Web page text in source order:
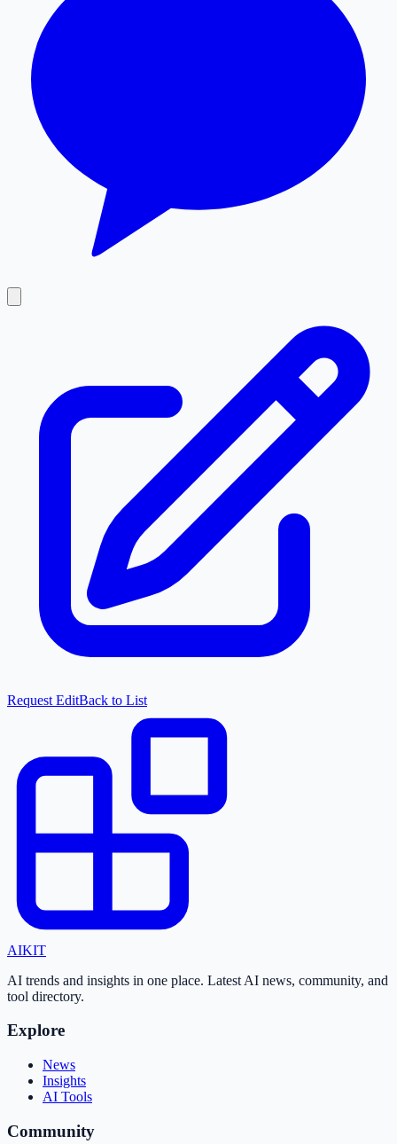
Request EditBack to List
AIKIT
AI trends and insights in one place. Latest AI news, community, and
tool directory.
Explore
News
Insights
AI Tools
Community